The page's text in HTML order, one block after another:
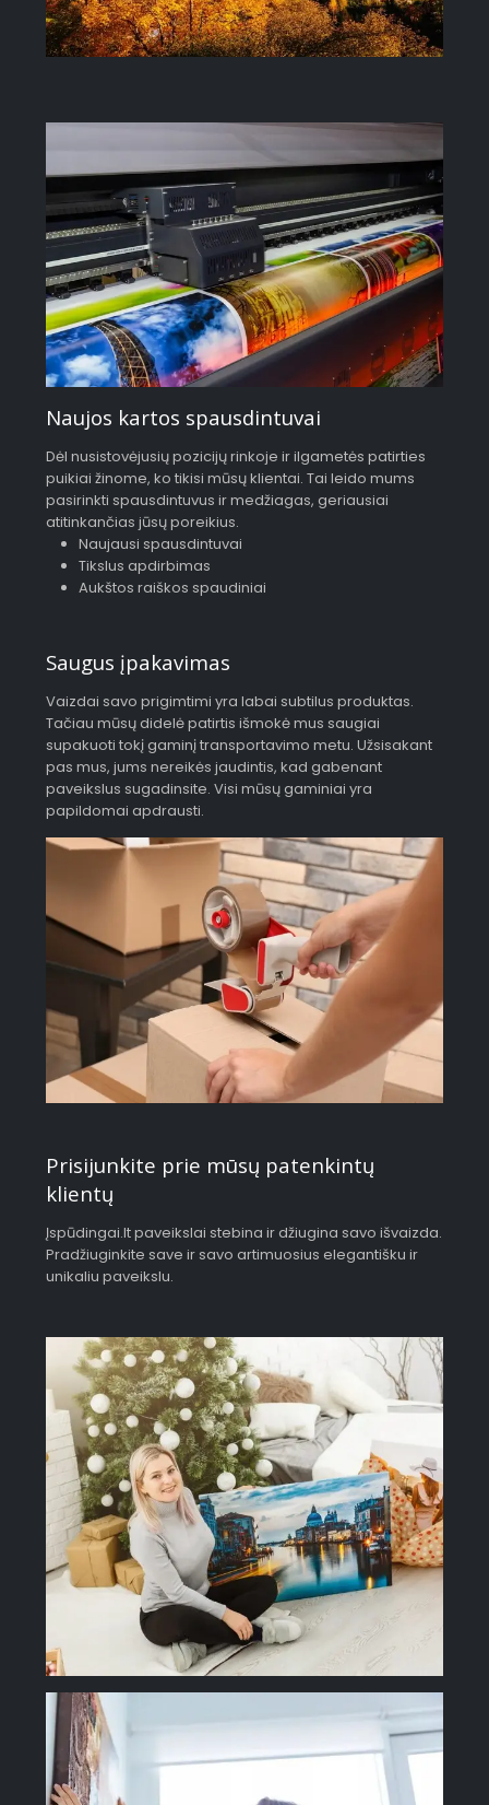
Naujos kartos spausdintuvai
Dėl nusistovėjusių pozicijų rinkoje ir ilgametės patirties
puikiai žinome, ko tikisi mūsų klientai. Tai leido mums
pasirinkti spausdintuvus ir medžiagas, geriausiai
atitinkančias jūsų poreikius.
Naujausi spausdintuvai
Tikslus apdirbimas
Aukštos raiškos spaudiniai
Saugus įpakavimas
Vaizdai savo prigimtimi yra labai subtilus produktas.
Tačiau mūsų didelė patirtis išmokė mus saugiai
supakuoti tokį gaminį transportavimo metu. Užsisakant
pas mus, jums nereikės jaudintis, kad gabenant
paveikslus sugadinsite. Visi mūsų gaminiai yra
papildomai apdrausti.
Prisijunkite prie mūsų patenkintų
klientų
Įspūdingai.lt paveikslai stebina ir džiugina savo išvaizda.
Pradžiuginkite save ir savo artimuosius elegantišku ir
unikaliu paveikslu.